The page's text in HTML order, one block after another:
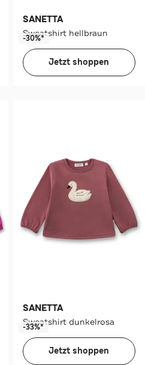
SANETTA
Sweatshirt hellbraun
-30%*
Jetzt shoppen
SANETTA
Sweatshirt dunkelrosa
-33%*
Jetzt shoppen